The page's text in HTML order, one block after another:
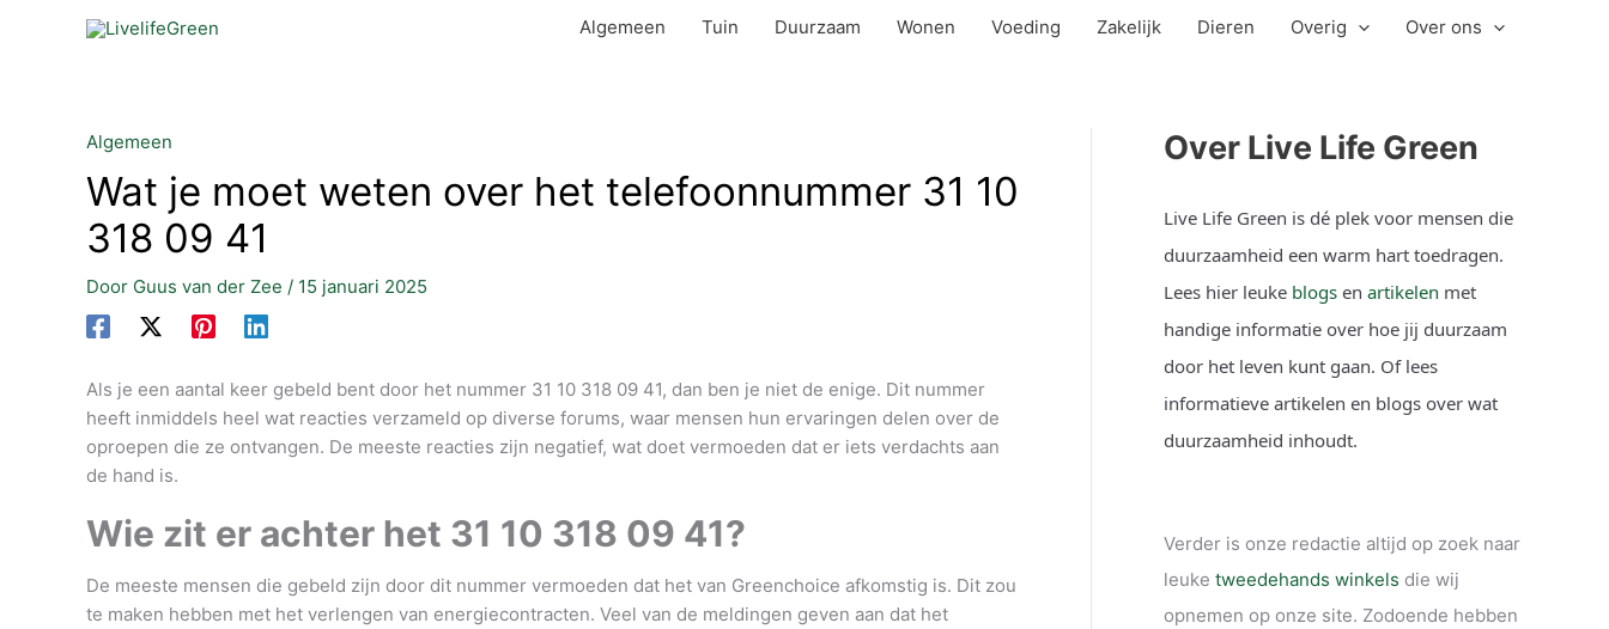
Algemeen Tuin Duurzaam Wonen Voeding Zakelijk Dieren Overig Over ons
Algemeen
Wat je moet weten over het telefoonnummer 31 10
318 09 41
Door Guus van der Zee / 15 januari 2025
Als je een aantal keer gebeld bent door het nummer 31 10 318 09 41, dan ben je niet de enige. Dit nummer
heeft inmiddels heel wat reacties verzameld op diverse forums, waar mensen hun ervaringen delen over de
oproepen die ze ontvangen. De meeste reacties zijn negatief, wat doet vermoeden dat er iets verdachts aan
de hand is.
Wie zit er achter het 31 10 318 09 41?
De meeste mensen die gebeld zijn door dit nummer vermoeden dat het van Greenchoice afkomstig is. Dit zou
te maken hebben met het verlengen van energiecontracten. Veel van de meldingen geven aan dat het
Over Live Life Green
Live Life Green is dé plek voor mensen die
duurzaamheid een warm hart toedragen.
Lees hier leuke blogs en artikelen met
handige informatie over hoe jij duurzaam
door het leven kunt gaan. Of lees
informatieve artikelen en blogs over wat
duurzaamheid inhoudt.
Verder is onze redactie altijd op zoek naar
leuke tweedehands winkels die wij
opnemen op onze site. Zodoende hebben